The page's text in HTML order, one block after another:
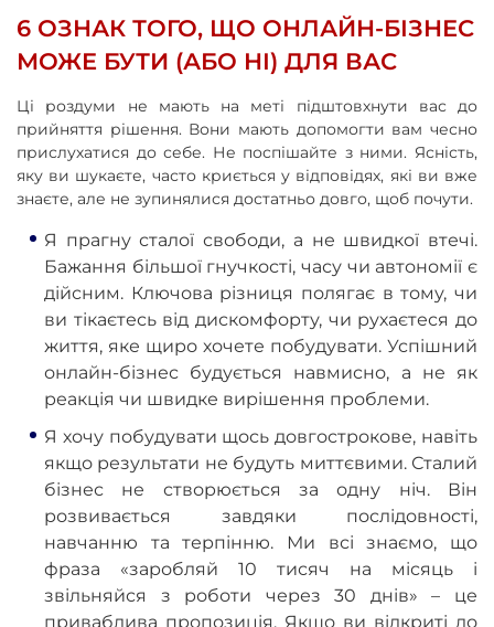
6 ОЗНАК ТОГО, ЩО ОНЛАЙН-БІЗНЕС
МОЖЕ БУТИ (АБО НІ) ДЛЯ ВАС
Ці роздуми не мають на меті підштовхнути вас до
прийняття рішення. Вони мають допомогти вам чесно
прислухатися до себе. Не поспішайте з ними. Ясність,
яку ви шукаєте, часто криється у відповідях, які ви вже
знаєте, але не зупинялися достатньо довго, щоб почути.
Я прагну сталої свободи, а не швидкої втечі.
Бажання більшої гнучкості, часу чи автономії є
дійсним. Ключова різниця полягає в тому, чи
ви тікаєтесь від дискомфорту, чи рухаєтеся до
життя, яке щиро хочете побудувати. Успішний
онлайн-бізнес будується навмисно, а не як
реакція чи швидке вирішення проблеми.
Я хочу побудувати щось довгострокове, навіть
якщо результати не будуть миттєвими. Сталий
бізнес не створюється за одну ніч. Він
розвивається завдяки послідовності,
навчанню та терпінню. Ми всі знаємо, що
фраза «заробляй 10 тисяч на місяць і
звільняйся з роботи через 30 днів» – це
приваблива пропозиція. Якщо ви відкриті до